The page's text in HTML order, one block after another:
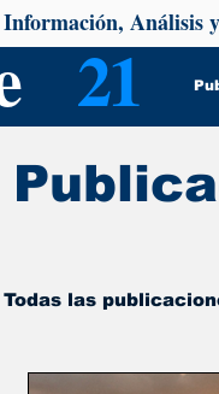
21
Información, Análisis
Todas las